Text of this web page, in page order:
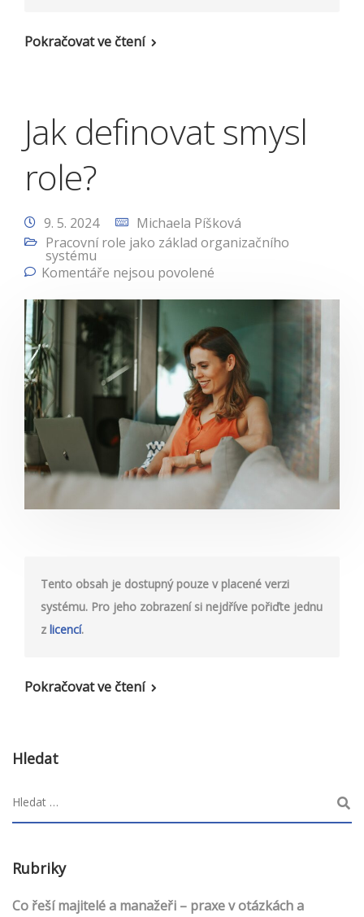
Pokračovat ve čtení
Jak definovat smysl
role?
9. 5. 2024
Michaela Píšková
Pracovní role jako základ organizačního
systému
Komentáře nejsou povolené
Tento obsah je dostupný pouze v placené verzi
systému. Pro jeho zobrazení si nejdříve pořiďte jednu
z licencí.
Pokračovat ve čtení
Hledat
Rubriky
Co řeší majitelé a manažeři – praxe v otázkách a